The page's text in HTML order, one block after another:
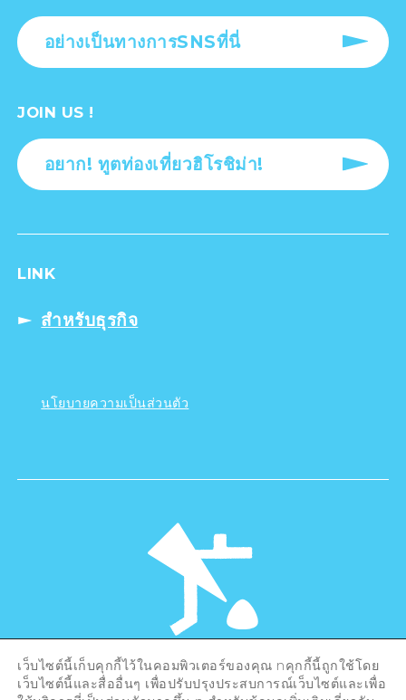
อย่างเป็นทางการSNSที่นี่
JOIN US !
อยาก! ทูตท่องเที่ยวฮิโรชิม่า!
LINK
สำหรับธุรกิจ
นโยบายความเป็นส่วนตัว
©Hiroshima Tourism Association /
Hiroshima Prefecture / Hiroshima City .
เว็บไซต์นี้เก็บคุกกี้ไว้ในคอมพิวเตอร์ของคุณ nคุกกี้นี้ถูกใช้โดย
เว็บไซต์นี้และสื่ออื่นๆ เพื่อปรับปรุงประสบการณ์เว็บไซต์และเพื่อ